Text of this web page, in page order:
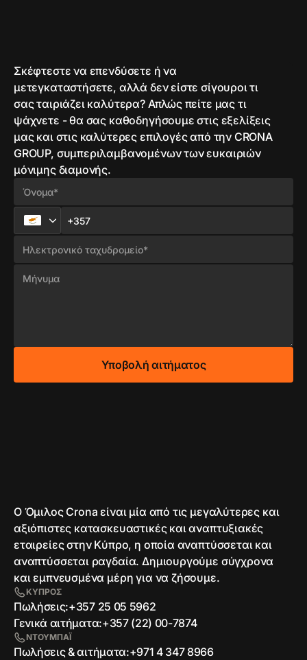
Σκέφτεστε να επενδύσετε ή να
μετεγκαταστήσετε, αλλά δεν είστε σίγουροι τι
σας ταιριάζει καλύτερα? Απλώς πείτε μας τι
ψάχνετε - θα σας καθοδηγήσουμε στις εξελίξεις
μας και στις καλύτερες επιλογές από την CRONA
GROUP, συμπεριλαμβανομένων των ευκαιριών
μόνιμης διαμονής.
Ο Όμιλος Crona είναι μία από τις μεγαλύτερες και
αξιόπιστες κατασκευαστικές και αναπτυξιακές
εταιρείες στην Κύπρο, η οποία αναπτύσσεται και
αναπτύσσεται ραγδαία. Δημιουργούμε σύγχρονα
και εμπνευσμένα μέρη για να ζήσουμε.
ΚΥΠΡΟΣ
Πωλήσεις:+357 25 05 5962
Γενικά αιτήματα:+357 (22) 00-7874
ΝΤΟΥΜΠΑΪ
Πωλήσεις & αιτήματα:+971 4 347 8966